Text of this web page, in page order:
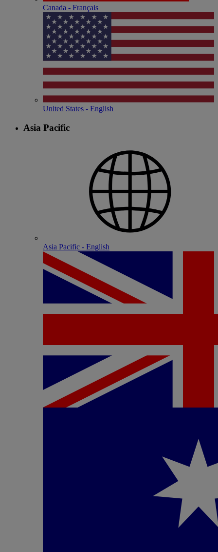
Canada - Français
United States - English
Asia Pacific
Asia Pacific - English